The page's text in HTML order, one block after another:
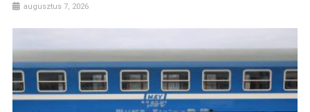
augusztus 7, 2026